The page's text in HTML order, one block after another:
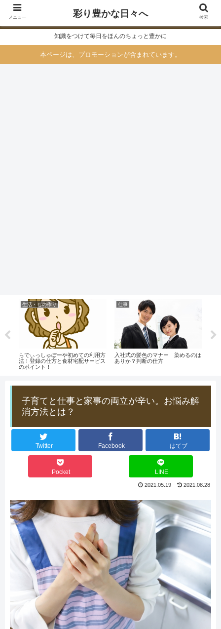
知識をつけて毎日をほんのちょっと豊かに
本ページは、プロモーションが含まれています。
生活・もの作り
らでぃっしゅぼーや初めての利用方
法！登録の仕方と食材宅配サービス
のポイント！
仕事
入社式の髪色のマナー 染めるのは
ありか？判断の仕方
子育てと仕事と家事の両立が辛い。お悩み解
消方法とは？
Twitter Facebook はてブ
Pocket LINE
2021.08.28
2021.05.19
メニュー 彩り豊かな日々へ 検索